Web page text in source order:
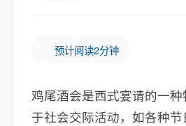
预计阅读2分钟
鸡尾酒会是西式宴请的一
于社会交际活动，如各种